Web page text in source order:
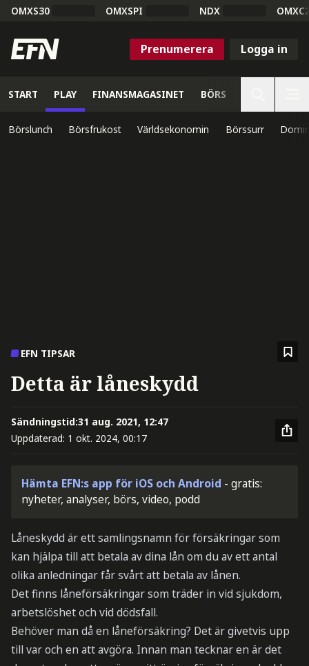
OMXS30 OMXSPI NDX
Prenumerera Logga in
START PLAY FINANSMAGASINET BÖRS
Börslunch Börsfrukost Världsekonomin Börssurr
EFN TIPSAR
Detta är låneskydd
Sändningstid:31 aug. 2021, 12:47
Uppdaterad: 1 okt. 2024, 00:17
Hämta EFN:s app för iOS och Android - gratis:
nyheter, analyser, börs, video, podd
Låneskydd är ett samlingsnamn för försäkringar som
kan hjälpa till att betala av dina lån om du av ett antal
olika anledningar får svårt att betala av lånen.
Det finns låneförsäkringar som träder in vid sjukdom,
arbetslöshet och vid dödsfall.
Behöver man då en låneförsäkring? Det är givetvis upp
till var och en att avgöra. Innan man tecknar en är det